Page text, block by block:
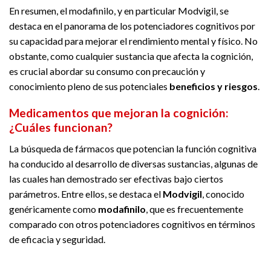
En resumen, el modafinilo, y en particular Modvigil, se
destaca en el panorama de los potenciadores cognitivos por
su capacidad para mejorar el rendimiento mental y físico. No
obstante, como cualquier sustancia que afecta la cognición,
es crucial abordar su consumo con precaución y
conocimiento pleno de sus potenciales beneficios y riesgos
Medicamentos que mejoran la cognición:
¿Cuáles funcionan?
La búsqueda de fármacos que potencian la función cognitiva
ha conducido al desarrollo de diversas sustancias, algunas de
las cuales han demostrado ser efectivas bajo ciertos
parámetros. Entre ellos, se destaca el Modvigil, conocido
genéricamente como modafinilo, que es frecuentemente
comparado con otros potenciadores cognitivos en términos
de eficacia y seguridad.